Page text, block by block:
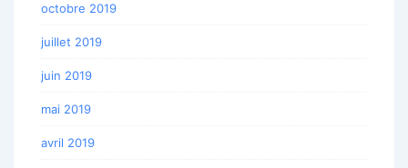
octobre 2019
juillet 2019
juin 2019
mai 2019
avril 2019